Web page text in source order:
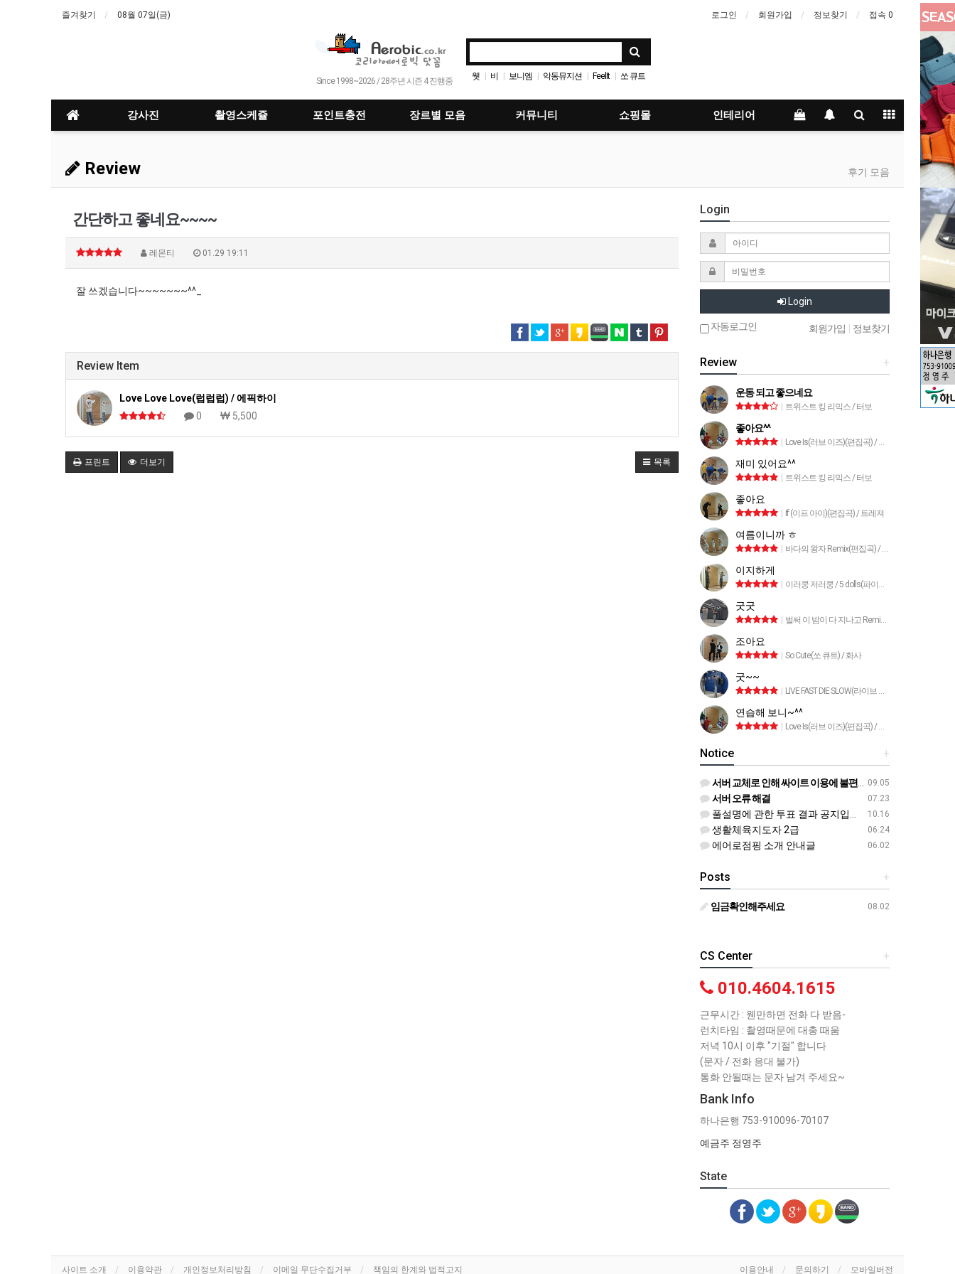
즐겨찾기 08월 07일(금) 로그인 회원가입 정보찾기 접속 0
Since 1998~2026 / 28주년 시즌 4 진행중
웻 비 보니엠 악동뮤지션 FeelIt
쏘 큐트
강사진 촬영스케쥴 포인트충전 장르별 모음 커뮤니티 쇼핑몰 인테리어
Review 후기 모음
간단하고 좋네요~~~~
레몬티 01.29 19:11
잘 쓰겠습니다~~~~~~~^^_
Review Item
Love Love Love(럽럽럽) / 에픽하이
0
5,500
프린트 더보기 목록
Login
Login
자동로그인 회원가입 정보찾기
+
Review
운동 되고 좋으네요
트위스트 킹 리믹스 / 터보
좋아요^^
Love Is(러브 이즈)(편집곡) / 트라이앵글
재미 있어요^^
트위스트 킹 리믹스 / 터보
좋아요
If (이프 아이)(편집곡) / 트레져
여름이니까 ㅎ
바다의 왕자 Remix(편집곡) / 박명수
이지하게
이러쿵 저러쿵 / 5 dolls(파이브돌스)
굿굿
벌써 이 밤이 다 지나고 Remix / 안혜지
조아요
So Cute(쏘 큐트) / 화사
굿~~
LIVE FAST DIE SLOW(라이브 패스트 다이 슬로) / 태양
연습해 보니~^^
Love Is(러브 이즈)(편집곡) / 트라이앵글
+
Notice
09.05
서버 교체로 인해 싸이트 이용에 불편이 있었습니다
07.23
서버 오류 해결
10.16
풀설명에 관한 투표 결과 공지입니다^^
06.24
생활체육지도자 2급
06.02
에어로점핑 소개 안내글
+
Posts
08.02
임금확인해주세요
+
CS Center
010.4604.1615
근무시간 : 웬만하면 전화 다 받음-
런치타임 : 촬영때문에 대충 때움
저녁 10시 이후 "기절" 합니다
(문자 / 전화 응대 불가)
통화 안될때는 문자 남겨 주세요~
Bank Info
하나은행 753-910096-70107
예금주 정영주
State
사이트 소개 이용약관 개인정보처리방침 이메일 무단수집거부 책임의 한계와 법적고지 이용안내 문의하기 모바일버전